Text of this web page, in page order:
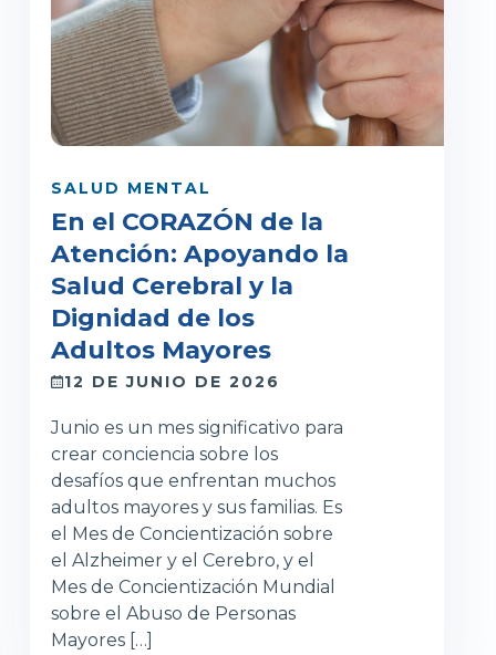
SALUD MENTAL
En el CORAZÓN de la
Atención: Apoyando la
Salud Cerebral y la
Dignidad de los
Adultos Mayores
12 DE JUNIO DE 2026
Junio es un mes significativo para
crear conciencia sobre los
desafíos que enfrentan muchos
adultos mayores y sus familias. Es
el Mes de Concientización sobre
el Alzheimer y el Cerebro, y el
Mes de Concientización Mundial
sobre el Abuso de Personas
Mayores […]